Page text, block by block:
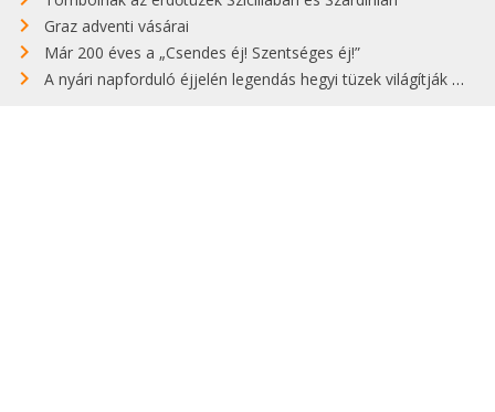
Graz adventi vásárai
Már 200 éves a „Csendes éj! Szentséges éj!”
A nyári napforduló éjjelén legendás hegyi tüzek világítják meg Zugspitzét